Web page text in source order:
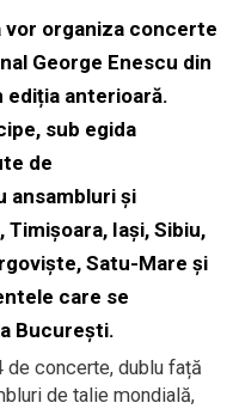
vor organiza concerte
George Enescu din
ediția anterioară.
sub egida
de
ansambluri și
Iași, Sibiu,
Satu-Mare și
care se
București.
de concerte, dublu față
de talie mondială,